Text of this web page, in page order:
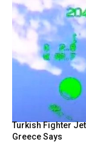
Turkish Fighter
Greece Says